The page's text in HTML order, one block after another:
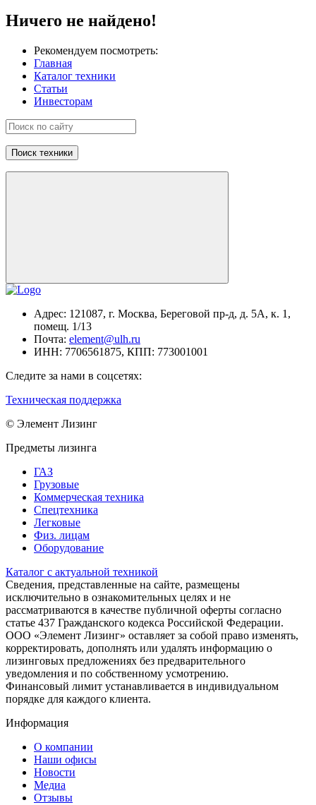
Ничего не найдено!
Рекомендуем посмотреть:
Главная
Каталог техники
Статьи
Инвесторам
Поиск техники
Адрес: 121087, г. Москва, Береговой пр-д, д. 5А, к. 1,
помещ. 1/13
Почта: element@ulh.ru
ИНН: 7706561875, КПП: 773001001
Следите за нами в соцсетях:
Техническая поддержка
© Элемент Лизинг
Предметы лизинга
ГАЗ
Грузовые
Коммерческая техника
Спецтехника
Легковые
Физ. лицам
Оборудование
Каталог с актуальной техникой
Сведения, представленные на сайте, размещены
исключительно в ознакомительных целях и не
рассматриваются в качестве публичной оферты согласно
статье 437 Гражданского кодекса Российской Федерации.
ООО «Элемент Лизинг» оставляет за собой право изменять,
корректировать, дополнять или удалять информацию о
лизинговых предложениях без предварительного
уведомления и по собственному усмотрению.
Финансовый лимит устанавливается в индивидуальном
порядке для каждого клиента.
Информация
О компании
Наши офисы
Новости
Медиа
Отзывы